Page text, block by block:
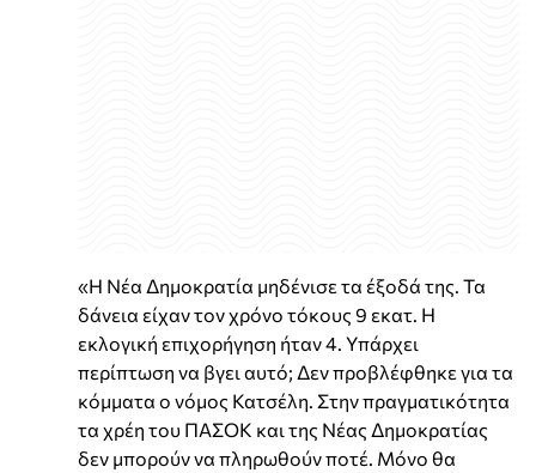
«Η Νέα Δημοκρατία μηδένισε τα έξοδά της. Τα
δάνεια είχαν τον χρόνο τόκους 9 εκατ. Η
εκλογική επιχορήγηση ήταν 4. Υπάρχει
περίπτωση να βγει αυτό; Δεν προβλέφθηκε για τα
κόμματα ο νόμος Κατσέλη. Στην πραγματικότητα
τα χρέη του ΠΑΣΟΚ και της Νέας Δημοκρατίας
δεν μπορούν να πληρωθούν ποτέ. Μόνο θα